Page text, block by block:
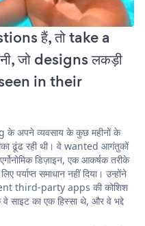
हैं, तो take a
जो designs लकड़ी
seen in their
के अपने व्यवसाय के कुछ महीनों के
ढूंढ रही थी। वे wanted आगंतुकों
डिज़ाइन, एक आकर्षक तरीके
समाधान नहीं दिया। उन्होंने
third-party apps की कोशिश
साइट का एक हिस्सा थे, और वे भद्दे